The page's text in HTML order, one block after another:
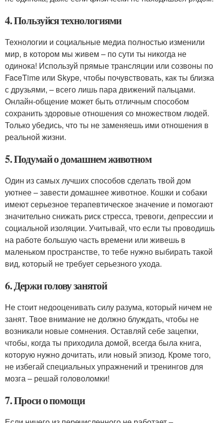
4. Пользуйся технологиями
Технологии и социальные медиа полностью изменили
мир, в котором мы живем – по сути ты никогда не
одинока! Используй прямые трансляции или созвоны по
FaceTime или Skype, чтобы почувствовать, как ты близка
с друзьями, – всего лишь пара движений пальцами.
Онлайн-общение может быть отличным способом
сохранить здоровые отношения со множеством людей.
Только убедись, что ты не заменяешь ими отношения в
реальной жизни.
5. Подумай о домашнем животном
Один из самых лучших способов сделать твой дом
уютнее – завести домашнее животное. Кошки и собаки
имеют серьезное терапевтическое значение и помогают
значительно снижать риск стресса, тревоги, депрессии и
социальной изоляции. Учитывай, что если ты проводишь
на работе большую часть времени или живешь в
маленьком пространстве, то тебе нужно выбирать такой
вид, который не требует серьезного ухода.
6. Держи голову занятой
Не стоит недооценивать силу разума, который ничем не
занят. Твое внимание не должно блуждать, чтобы не
возникали новые сомнения. Оставляй себе зацепки,
чтобы, когда ты приходила домой, всегда была книга,
которую нужно дочитать, или новый эпизод. Кроме того,
не избегай специальных упражнений и тренингов для
мозга – решай головоломки!
7. Проси о помощи